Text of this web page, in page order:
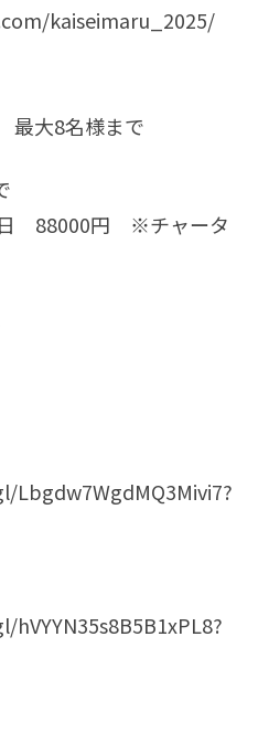
kaiseimaru_2025/
大8名様まで
88000円 ※チャータ